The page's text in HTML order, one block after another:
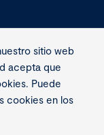
sitio web
acepta que
Puede
cookies en los